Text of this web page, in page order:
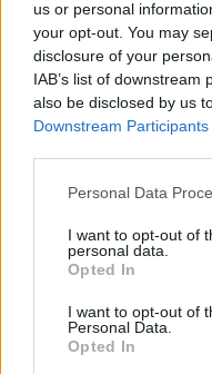
us or personal
your opt-out. You may
disclosure of your
IAB’s list of
also be disclosed by us
Downstream Participants
Please note that this
not limited to your visit
grant or deny consent
use your data for below
consent section.
Personal Data
I want to opt-out of
personal data.
Opted In
I want to opt-out of
Personal Data.
Opted In
Hogyan
Miért nem tud
kell? Egy érdekes
Pszichológus Online
A tudás (valaminek
megértéssel…
segít megérteni,
nehéz a változás. Ez